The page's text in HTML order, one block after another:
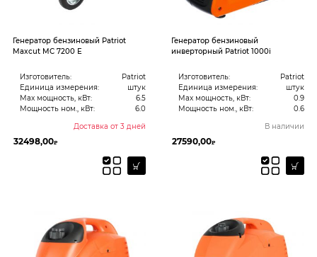
Генератор бензиновый Patriot
Maxcut MC 7200 E
Изготовитель:
Patriot
Единица измерения:
штук
Max мощность, кВт:
6.5
Мощность ном., кВт:
6.0
Доставка от 3 дней
32498,00₽
Генератор бензиновый
инверторный Patriot 1000i
Изготовитель:
Patriot
Единица измерения:
штук
Max мощность, кВт:
0.9
Мощность ном., кВт:
0.6
В наличии
27590,00₽